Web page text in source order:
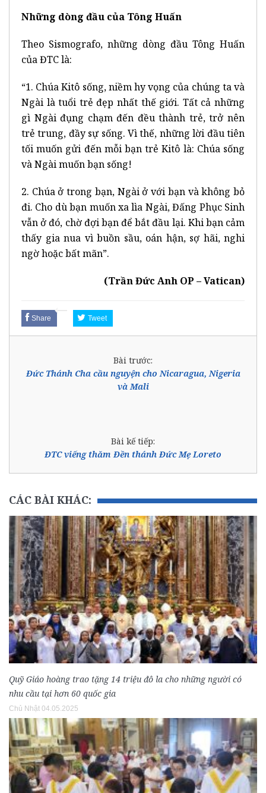
Những dòng đầu của Tông Huấn
Theo Sismografo, những dòng đầu Tông Huấn
của ĐTC là:
“1. Chúa Kitô sống, niềm hy vọng của chúng ta và
Ngài là tuổi trẻ đẹp nhất thế giới. Tất cả những
gì Ngài đụng chạm đến đều thành trẻ, trở nên
trẻ trung, đầy sự sống. Vì thế, những lời đầu tiên
tối muốn gửi đến mỗi bạn trẻ Kitô là: Chúa sống
và Ngài muốn bạn sống!
2. Chúa ở trong bạn, Ngài ở với bạn và không bỏ
đi. Cho dù bạn muốn xa lìa Ngài, Đấng Phục Sinh
vẫn ở đó, chờ đợi bạn để bắt đầu lại. Khi bạn cảm
thấy gia nua vì buồn sầu, oán hận, sợ hãi, nghi
ngờ hoặc bất mãn”.
(Trần Đức Anh OP – Vatican)
Share Tweet
Bài trước:
Đức Thánh Cha cầu nguyện cho Nicaragua, Nigeria
và Mali
Bài kế tiếp:
ĐTC viếng thăm Đền thánh Đức Mẹ Loreto
CÁC BÀI KHÁC:
Quỹ Giáo hoàng trao tặng 14 triệu đô la cho những người có
nhu cầu tại hơn 60 quốc gia
Chủ Nhật 04.05.2025